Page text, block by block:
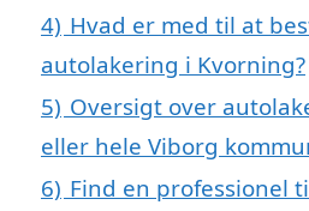
4) Hvad er med til at
autolakering i Kvorning?
5) Oversigt over
eller hele Viborg
6) Find en professionel